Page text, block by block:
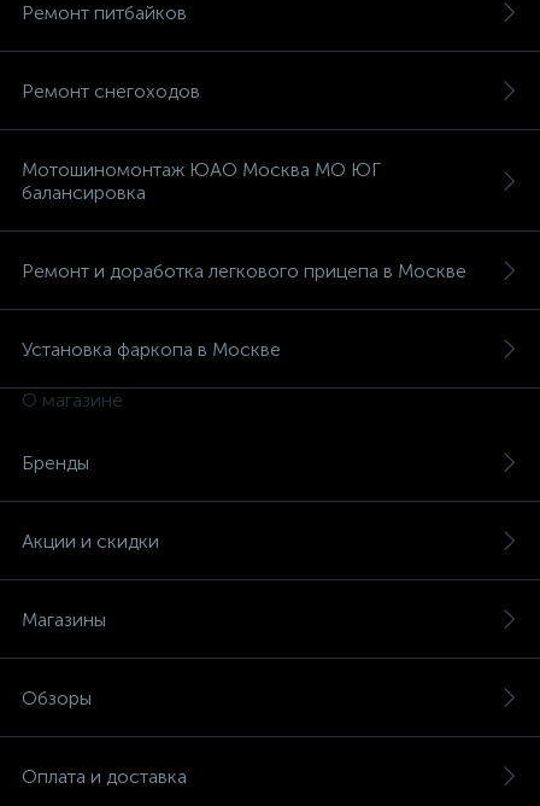
Ремонт питбайков
Ремонт снегоходов
Мотошиномонтаж ЮАО Москва МО ЮГ
балансировка
Ремонт и доработка легкового прицепа в Москве
Установка фаркопа в Москве
О магазине
Бренды
Акции и скидки
Магазины
Обзоры
Оплата и доставка